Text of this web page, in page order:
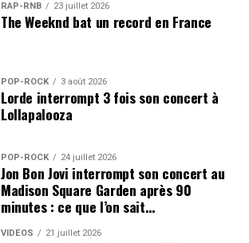
RAP-RNB 23 juillet 2026
The Weeknd bat un record en France
POP-ROCK 3 août 2026
Lorde interrompt 3 fois son concert à
Lollapalooza
POP-ROCK 24 juillet 2026
Jon Bon Jovi interrompt son concert au
Madison Square Garden après 90
minutes : ce que l’on sait…
VIDEOS 21 juillet 2026